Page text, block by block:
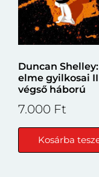
Duncan
elme gyilkosai
végső háború
7.000 Ft
Kosárba